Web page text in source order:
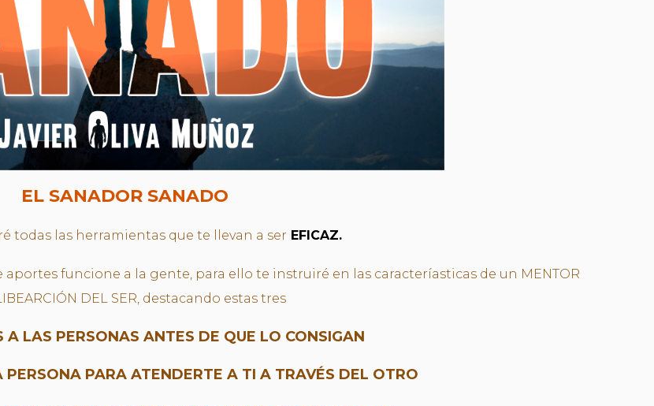
EL SANADOR SANADO
todas las herramientas que te llevan a ser EFICAZ.
funcione a la gente, para ello te instruiré en las caracteríasticas de un MENTOR
DEL SER, destacando estas tres
A LAS PERSONAS ANTES DE QUE LO CONSIGAN
PERSONA PARA ATENDERTE A TI A TRAVÉS DEL OTRO